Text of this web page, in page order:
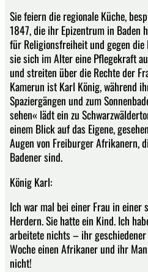
Sie feiern die regionale Küche,
1847, die ihr Epizentrum in Baden
für Religionsfreiheit und gegen die
sie sich im Alter eine Pflegekraft
und streiten über die Rechte der
Kamerun ist Karl König, während
Spaziergängen und zum
sehen« lädt ein zu
einem Blick auf das Eigene,
Augen von Freiburger Afrikanern,
Badener sind.
König Karl:
Ich war mal bei einer Frau in einer
Herdern. Sie hatte ein Kind. Ich
arbeitete nichts – ihr
Woche einen Afrikaner und ihr
nicht!